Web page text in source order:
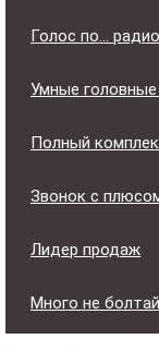
Голос по… радио
Умные
Полный
Звонок с
Лидер продаж
Много не